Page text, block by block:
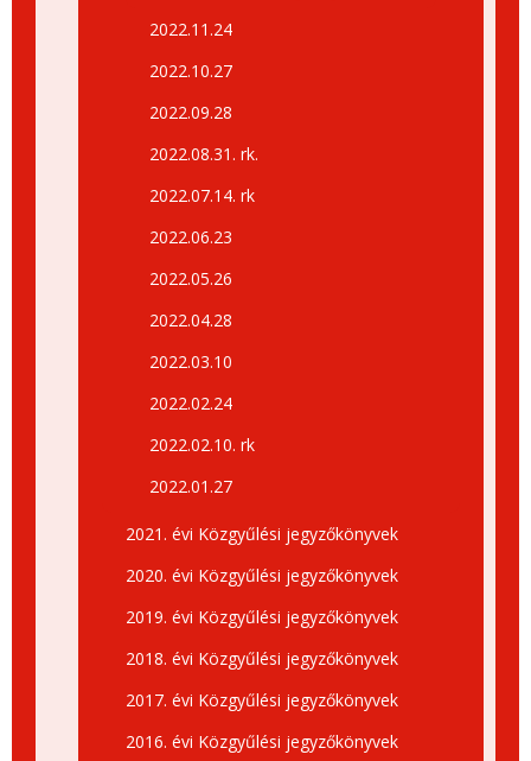
2022.11.24
2022.10.27
2022.09.28
2022.08.31. rk.
2022.07.14. rk
2022.06.23
2022.05.26
2022.04.28
2022.03.10
2022.02.24
2022.02.10. rk
2022.01.27
2021. évi Közgyűlési jegyzőkönyvek
2020. évi Közgyűlési jegyzőkönyvek
2019. évi Közgyűlési jegyzőkönyvek
2018. évi Közgyűlési jegyzőkönyvek
2017. évi Közgyűlési jegyzőkönyvek
2016. évi Közgyűlési jegyzőkönyvek